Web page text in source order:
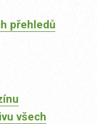
přehledů
všech